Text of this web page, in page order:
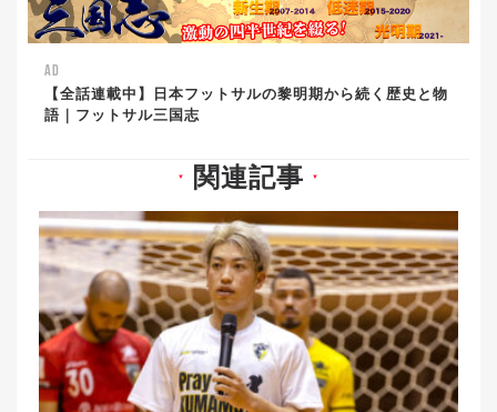
AD
【全話連載中】日本フットサルの黎明期から続く歴史と物
語｜フットサル三国志
▼ 関連記事 ▼